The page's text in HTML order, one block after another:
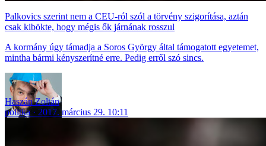
Palkovics szerint nem a CEU-ról szól a törvény szigorítása, aztán
csak kibökte, hogy mégis ők járnának rosszul
A kormány úgy támadja a Soros György által támogatott egyetemet,
mintha bármi kényszerítné erre. Pedig erről szó sincs.
Haszán Zoltán
politka
2017. március 29. 10:11